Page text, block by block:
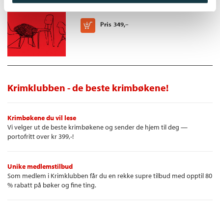
Pris 349,–
Kjøp
Krimklubben - de beste krimbøkene!
Krimbøkene du vil lese
Vi velger ut de beste krimbøkene og sender de hjem til deg —
portofritt over kr 399,-!
Unike medlemstilbud
Som medlem i Krimklubben får du en rekke supre tilbud med opptil 80
% rabatt på bøker og fine ting.